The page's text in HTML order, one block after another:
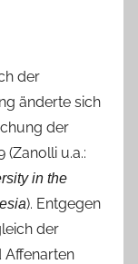
der
änderte sich
der
(Zanolli u.a.:
in the
). Entgegen
der
Affenarten